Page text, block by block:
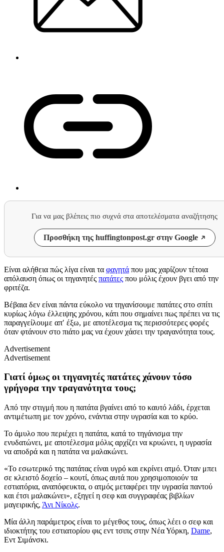
Για να μας βλέπεις πιο συχνά στα αποτελέσματα αναζήτησης
Προσθήκη της huffingtonpost.gr στην Google
Είναι αλήθεια πώς λίγα είναι τα φαγητά που μας χαρίζουν τέτοια
απόλαυση όπως οι τηγανητές πατάτες που μόλις έχουν βγει από την
φριτέζα.
Βέβαια δεν είναι πάντα εύκολο να τηγανίσουμε πατάτες στο σπίτι
κυρίως λόγω έλλειψης χρόνου, κάτι που σημαίνει πως πρέπει να τις
παραγγείλουμε απ′ έξω, με αποτέλεσμα τις περισσότερες φορές
όταν φτάνουν στο πιάτο μας να έχουν χάσει την τραγανότητα τους.
Advertisement
Advertisement
Γιατί όμως οι τηγανητές πατάτες χάνουν τόσο
γρήγορα την τραγανότητα τους;
Από την στιγμή που η πατάτα βγαίνει από το καυτό λάδι, έρχεται
αντιμέτωπη με τον χρόνο, ενάντια στην υγρασία και το κρύο.
Το άμυλο που περιέχει η πατάτα, κατά το τηγάνισμα την
ενυδατώνει, με αποτέλεσμα μόλις αρχίζει να κρυώνει, η υγρασία
να αποδρά και η πατάτα να μαλακώνει.
«Το εσωτερικό της πατάτας είναι υγρό και εκρίνει ατμό. Όταν μπει
σε κλειστό δοχείο – κουτί, όπως αυτά που χρησιμοποιούν τα
εστιατόρια, αναπόφευκτα, ο ατμός μεταφέρει την υγρασία παντού
και έτσι μαλακώνει», εξηγεί η σεφ και συγγραφέας βιβλίων
μαγειρικής, Άνι Νίκολς.
Μία άλλη παράμετρος είναι το μέγεθος τους, όπως λέει ο σεφ και
ιδιοκτήτης του εστιατορίου φις εντ τσιπς στην Νέα Υόρκη, Dame,
Εντ Σιμάνσκι.